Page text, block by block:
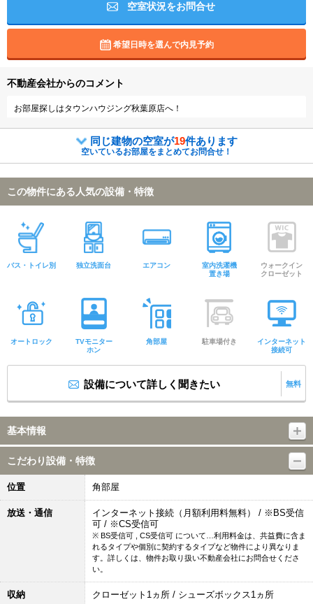
空室状況をお問合せ
希望日時を選んで内見予約
不動産会社からのコメント
お部屋探しはタウンハウジング秋葉原店へ！
同じ建物の空室が19件あります
空いているお部屋をまとめてお問合せ！
この物件にある人気の設備・特徴
バス・トイレ別 独立洗面台 エアコン
室内洗濯機
置き場
ウォークイン
クローゼット
オートロック
TVモニター
ホン
角部屋 駐車場付き
インターネット
接続可
設備について詳しく聞きたい 無料
基本情報
こだわり設備・特徴
位置 角部屋
放送・通信
インターネット接続（月額利用料無料） / ※BS受信
可 / ※CS受信可
※ BS受信可 , CS受信可 について…利用料金は、共益費に含ま
れるタイプや個別に契約するタイプなど物件により異なりま
す。詳しくは、物件お取り扱い不動産会社にお問合せくださ
い。
収納 クローゼット1ヵ所 / シューズボックス1ヵ所